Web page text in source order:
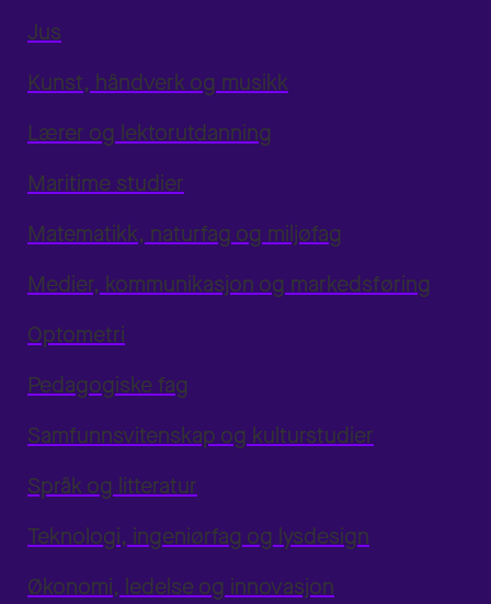
Jus
Kunst, håndverk og musikk
Lærer og lektorutdanning
Maritime studier
Matematikk, naturfag og miljøfag
Medier, kommunikasjon og markedsføring
Optometri
Pedagogiske fag
Samfunnsvitenskap og kulturstudier
Språk og litteratur
Teknologi, ingeniørfag og lysdesign
Økonomi, ledelse og innovasjon